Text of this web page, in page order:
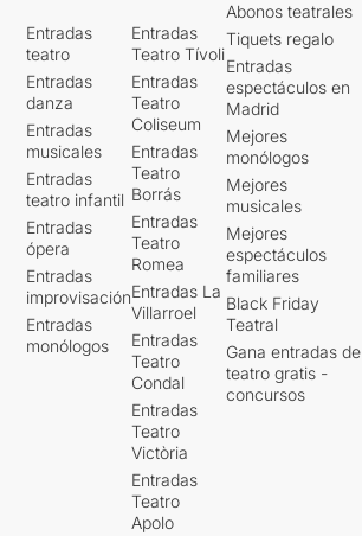
Entradas
teatro
Entradas
danza
Entradas
musicales
Entradas
teatro infantil
Entradas
ópera
Entradas
improvisación
Entradas
monólogos
Entradas
Teatro Tívoli
Entradas
Teatro
Coliseum
Entradas
Teatro
Borrás
Entradas
Teatro
Romea
Entradas La
Villarroel
Entradas
Teatro
Condal
Entradas
Teatro
Victòria
Entradas
Teatro
Apolo
Abonos teatrales
Tiquets regalo
Entradas
espectáculos en
Madrid
Mejores
monólogos
Mejores
musicales
Mejores
espectáculos
familiares
Black Friday
Teatral
Gana entradas de
teatro gratis -
concursos